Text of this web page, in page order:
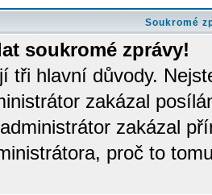
Soukromé
soukromé zprávy!
tři hlavní důvody.
zakázal
zakázal
proč to